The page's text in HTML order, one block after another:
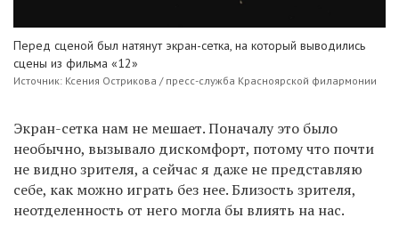
Перед сценой был натянут экран-сетка, на который выводились
сцены из фильма «12»
Источник: Ксения Острикова / пресс-служба Красноярской филармонии
Экран-сетка нам не мешает. Поначалу это было
необычно, вызывало дискомфорт, потому что почти
не видно зрителя, а сейчас я даже не представляю
себе, как можно играть без нее. Близость зрителя,
неотделенность от него могла бы влиять на нас.